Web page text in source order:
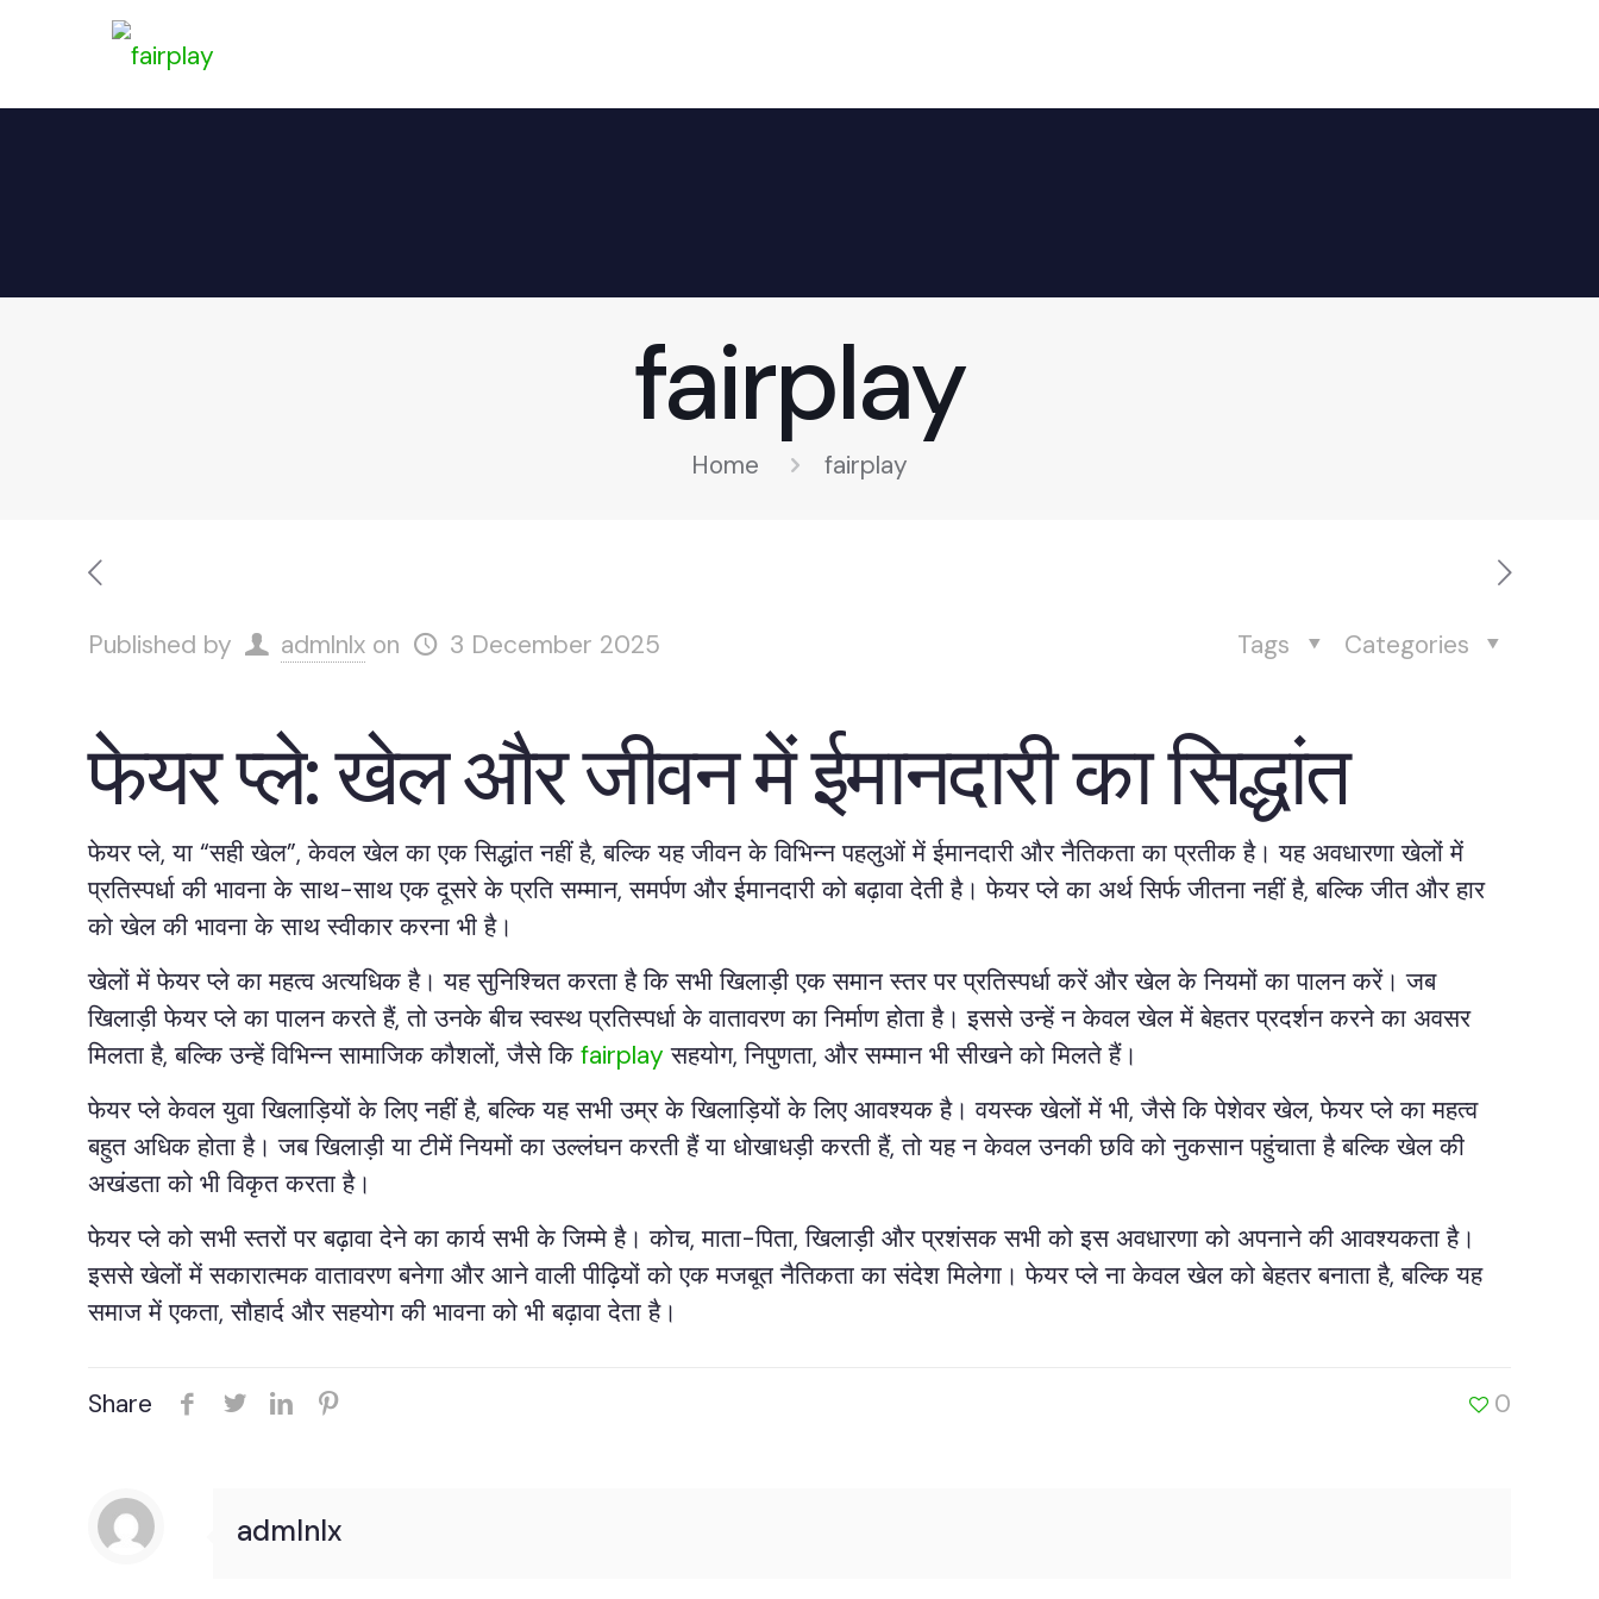
fairplay
Home fairplay
Published by admlnlx on 3 December 2025 Categories
Tags
फेयर प्ले: खेल और जीवन में ईमानदारी का सिद्धांत
फेयर प्ले, या “सही खेल”, केवल खेल का एक सिद्धांत नहीं है, बल्कि यह जीवन के विभिन्न पहलुओं में ईमानदारी और नैतिकता का प्रतीक है। यह अवधारणा खेलों में
प्रतिस्पर्धा की भावना के साथ-साथ एक दूसरे के प्रति सम्मान, समर्पण और ईमानदारी को बढ़ावा देती है। फेयर प्ले का अर्थ सिर्फ जीतना नहीं है, बल्कि जीत और हार
को खेल की भावना के साथ स्वीकार करना भी है।
खेलों में फेयर प्ले का महत्व अत्यधिक है। यह सुनिश्चित करता है कि सभी खिलाड़ी एक समान स्तर पर प्रतिस्पर्धा करें और खेल के नियमों का पालन करें। जब
खिलाड़ी फेयर प्ले का पालन करते हैं, तो उनके बीच स्वस्थ प्रतिस्पर्धा के वातावरण का निर्माण होता है। इससे उन्हें न केवल खेल में बेहतर प्रदर्शन करने का अवसर
मिलता है, बल्कि उन्हें विभिन्न सामाजिक कौशलों, जैसे किfairplay सहयोग, निपुणता, और सम्मान भी सीखने को मिलते हैं।
फेयर प्ले केवल युवा खिलाड़ियों के लिए नहीं है, बल्कि यह सभी उम्र के खिलाड़ियों के लिए आवश्यक है। वयस्क खेलों में भी, जैसे कि पेशेवर खेल, फेयर प्ले का महत्व
बहुत अधिक होता है। जब खिलाड़ी या टीमें नियमों का उल्लंघन करती हैं या धोखाधड़ी करती हैं, तो यह न केवल उनकी छवि को नुकसान पहुंचाता है बल्कि खेल की
अखंडता को भी विकृत करता है।
फेयर प्ले को सभी स्तरों पर बढ़ावा देने का कार्य सभी के जिम्मे है। कोच, माता-पिता, खिलाड़ी और प्रशंसक सभी को इस अवधारणा को अपनाने की आवश्यकता है।
इससे खेलों में सकारात्मक वातावरण बनेगा और आने वाली पीढ़ियों को एक मजबूत नैतिकता का संदेश मिलेगा। फेयर प्ले ना केवल खेल को बेहतर बनाता है, बल्कि यह
समाज में एकता, सौहार्द और सहयोग की भावना को भी बढ़ावा देता है।
Share 0
admlnlx